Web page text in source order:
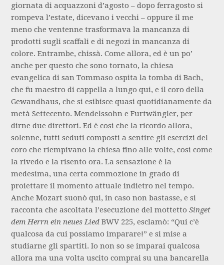
giornata di acquazzoni d’agosto – dopo ferragosto si
rompeva l’estate, dicevano i vecchi – oppure il me
meno che ventenne trasformava la mancanza di
prodotti sugli scaffali e di negozi in mancanza di
colore. Entrambe, chissà. Come allora, ed è un po’
anche per questo che sono tornato, la chiesa
evangelica di san Tommaso ospita la tomba di Bach,
che fu maestro di cappella a lungo qui, e il coro della
Gewandhaus, che si esibisce quasi quotidianamente da
metà Settecento. Mendelssohn e Furtwängler, per
dirne due direttori. Ed è così che la ricordo allora,
solenne, tutti seduti composti a sentire gli esercizi del
coro che riempivano la chiesa fino alle volte, così come
la rivedo e la risento ora. La sensazione è la
medesima, una certa commozione in grado di
proiettare il momento attuale indietro nel tempo.
Anche Mozart suonò qui, in caso non bastasse, e si
racconta che ascoltata l’esecuzione del mottettoSinget
dem Herrn ein neues Lied BWV 225, esclamò: “Qui c’è
qualcosa da cui possiamo imparare!” e si mise a
studiarne gli spartiti. Io non so se imparai qualcosa
allora ma una volta uscito comprai su una bancarella